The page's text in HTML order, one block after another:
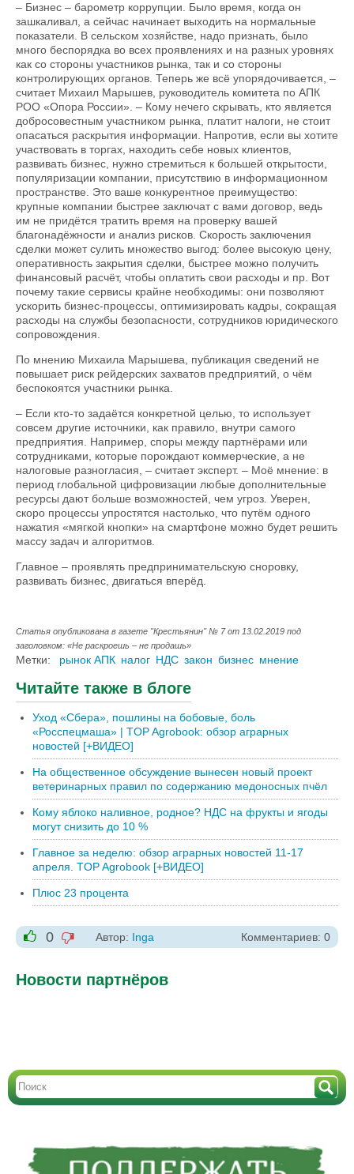
– Бизнес – барометр коррупции. Было время, когда он
зашкаливал, а сейчас начинает выходить на нормальные
показатели. В сельском хозяйстве, надо признать, было
много беспорядка во всех проявлениях и на разных уровнях
как со стороны участников рынка, так и со стороны
контролирующих органов. Теперь же всё упорядочивается, –
считает Михаил Марышев, руководитель комитета по АПК
РОО «Опора России». – Кому нечего скрывать, кто является
добросовестным участником рынка, платит налоги, не стоит
опасаться раскрытия информации. Напротив, если вы хотите
участвовать в торгах, находить себе новых клиентов,
развивать бизнес, нужно стремиться к большей открытости,
популяризации компании, присутствию в информационном
пространстве. Это ваше конкурентное преимущество:
крупные компании быстрее заключат с вами договор, ведь
им не придётся тратить время на проверку вашей
благонадёжности и анализ рисков. Скорость заключения
сделки может сулить множество выгод: более высокую цену,
оперативность закрытия сделки, быстрее можно получить
финансовый расчёт, чтобы оплатить свои расходы и пр. Вот
почему такие сервисы крайне необходимы: они позволяют
ускорить бизнес-процессы, оптимизировать кадры, сокращая
расходы на службы безопасности, сотрудников юридического
сопровождения.
По мнению Михаила Марышева, публикация сведений не
повышает риск рейдерских захватов предприятий, о чём
беспокоятся участники рынка.
– Если кто-то задаётся конкретной целью, то использует
совсем другие источники, как правило, внутри самого
предприятия. Например, споры между партнёрами или
сотрудниками, которые порождают коммерческие, а не
налоговые разногласия, – считает эксперт. – Моё мнение: в
период глобальной цифровизации любые дополнительные
ресурсы дают больше возможностей, чем угроз. Уверен,
скоро процессы упростятся настолько, что путём одного
нажатия «мягкой кнопки» на смартфоне можно будет решить
массу задач и алгоритмов.
Главное – проявлять предпринимательскую сноровку,
развивать бизнес, двигаться вперёд.
Статья опубликована в газете "Крестьянин" № 7 от 13.02.2019 под
заголовком: «Не раскроешь – не продашь»
Метки: рынок АПК налог НДС закон бизнес мнение
Читайте также в блоге
Уход «Сбера», пошлины на бобовые, боль
«Росспецмаша» | TOP Agrobook: обзор аграрных
новостей [+ВИДЕО]
На общественное обсуждение вынесен новый проект
ветеринарных правил по содержанию медоносных пчёл
Кому яблоко наливное, родное? НДС на фрукты и ягоды
могут снизить до 10 %
Главное за неделю: обзор аграрных новостей 11-17
апреля. TOP Agrobook [+ВИДЕО]
Плюс 23 процента
+1
0
-1
Автор: Inga Комментариев: 0
Новости партнёров